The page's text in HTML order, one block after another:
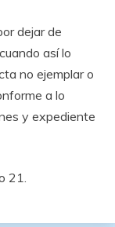
dejar de
así lo
no ejemplar o
a lo
y expediente
21.